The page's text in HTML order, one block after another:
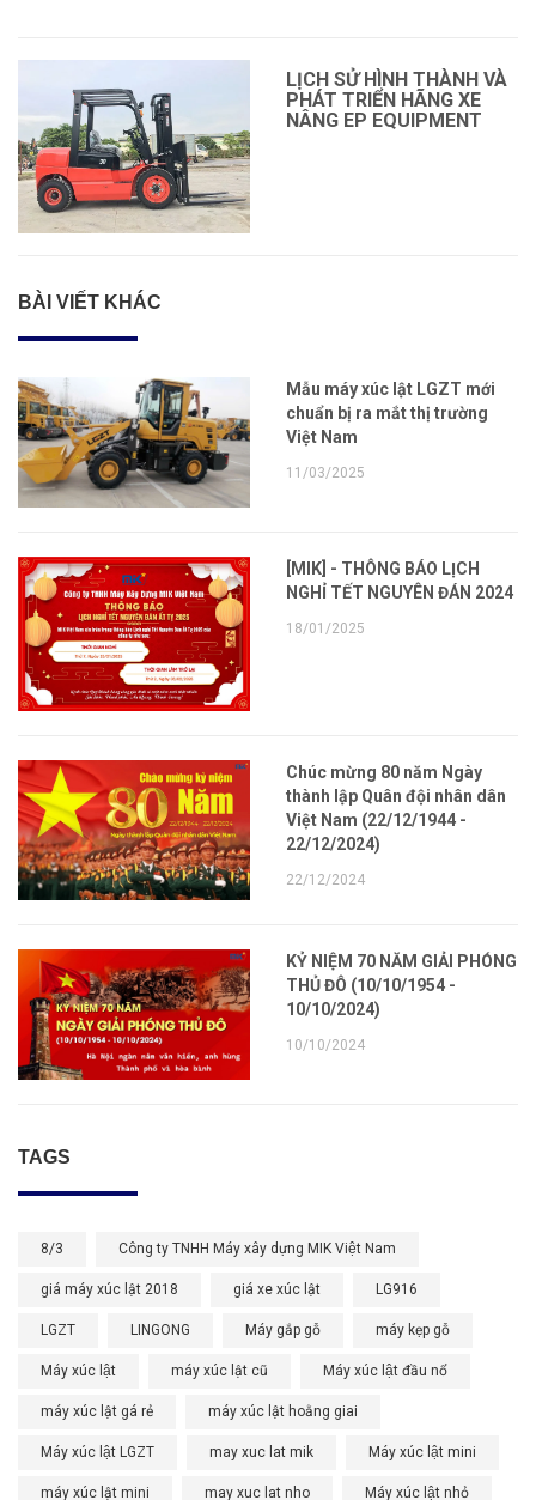
LỊCH SỬ HÌNH THÀNH VÀ
PHÁT TRIỂN HÃNG XE
NÂNG EP EQUIPMENT
BÀI VIẾT KHÁC
Mẫu máy xúc lật LGZT mới
chuẩn bị ra mắt thị trường
Việt Nam
11/03/2025
[MIK] - THÔNG BÁO LỊCH
NGHỈ TẾT NGUYÊN ĐÁN 2024
18/01/2025
Chúc mừng 80 năm Ngày
thành lập Quân đội nhân dân
Việt Nam (22/12/1944 -
22/12/2024)
22/12/2024
KỶ NIỆM 70 NĂM GIẢI PHÓNG
THỦ ĐÔ (10/10/1954 -
10/10/2024)
10/10/2024
TAGS
8/3 Công ty TNHH Máy xây dựng MIK Việt Nam
giá máy xúc lật 2018 giá xe xúc lật LG916
LGZT LINGONG Máy gắp gỗ máy kẹp gỗ
Máy xúc lật máy xúc lật cũ Máy xúc lật đầu nổ
máy xúc lật gá rẻ máy xúc lật hoằng giai
Máy xúc lật LGZT may xuc lat mik Máy xúc lật mini
máy xúc lật mini may xuc lat nho Máy xúc lật nhỏ